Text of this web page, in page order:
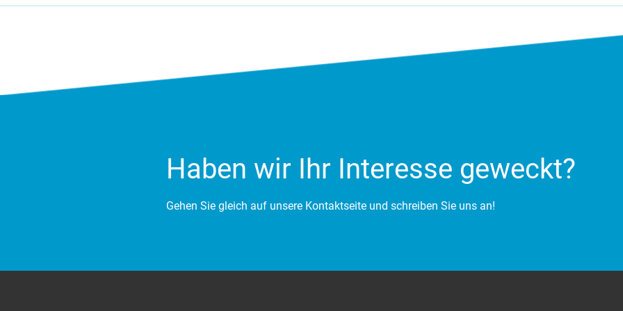
Haben wir Ihr Interesse geweckt?
Gehen Sie gleich auf unsere Kontaktseite und schreiben Sie uns an!